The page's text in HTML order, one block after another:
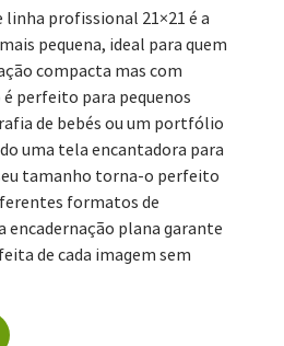
profissional 21×21 é a
pequena, ideal para quem
compacta mas com
perfeito para pequenos
de bebés ou um portfólio
uma tela encantadora para
tamanho torna-o perfeito
formatos de
plana garante
de cada imagem sem